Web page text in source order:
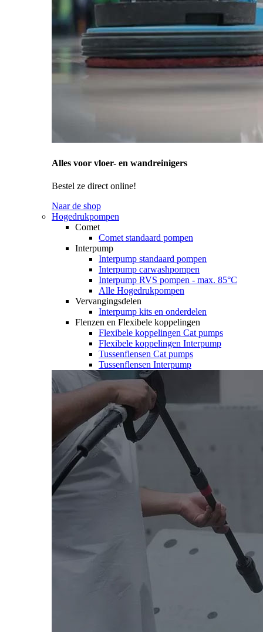
Alles voor vloer- en wandreinigers
Bestel ze direct online!
Naar de shop
Hogedrukpompen
Comet
Comet standaard pompen
Interpump
Interpump standaard pompen
Interpump carwashpompen
Interpump RVS pompen - max. 85°C
Alle Hogedrukpompen
Vervangingsdelen
Interpump kits en onderdelen
Flenzen en Flexibele koppelingen
Flexibele koppelingen Cat pumps
Flexibele koppelingen Interpump
Tussenflensen Cat pumps
Tussenflensen Interpump